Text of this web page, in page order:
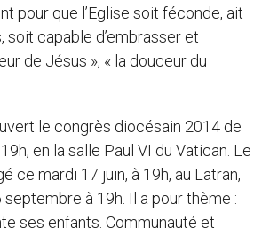
pour que l’Eglise soit féconde, ait
soit capable d’embrasser et
de Jésus », « la douceur du
le congrès diocésain 2014 de
en la salle Paul VI du Vatican. Le
ce mardi 17 juin, à 19h, au Latran,
à 19h. Il a pour thème :
ses enfants. Communauté et